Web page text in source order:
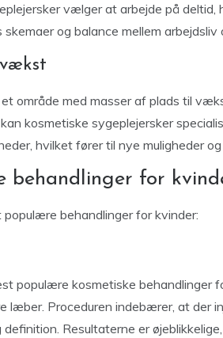
vælger at arbejde på deltid,
og balance mellem arbejdsliv
område med masser af plads til
kosmetiske sygeplejersker
hvilket fører til nye muligheder og
behandlinger for
behandlinger for kvinder:
populære kosmetiske behandlinger
læber. Proceduren indebærer, at der
Resultaterne er